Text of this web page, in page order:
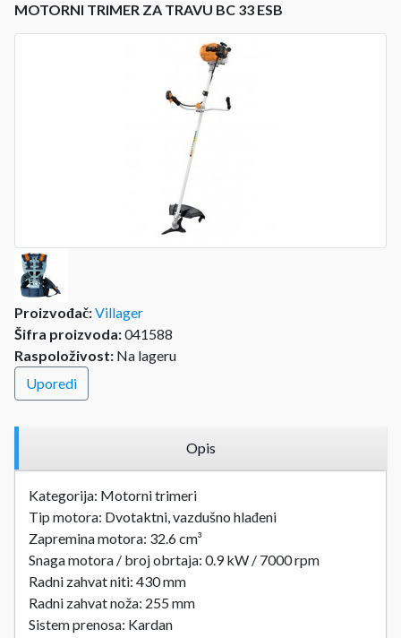
MOTORNI TRIMER ZA TRAVU BC 33 ESB
Proizvođač:Villager
Šifra proizvoda:041588
Raspoloživost: Na lageru
Uporedi
Opis
Kategorija: Motorni trimeri
Tip motora: Dvotaktni, vazdušno hlađeni
Zapremina motora: 32.6 cm³
Snaga motora / broj obrtaja: 0.9 kW / 7000 rpm
Radni zahvat niti: 430 mm
Radni zahvat noža: 255 mm
Sistem prenosa: Kardan